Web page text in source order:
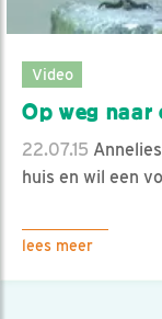
Video
Op weg naar
22.07.15
huis en wil een
lees meer